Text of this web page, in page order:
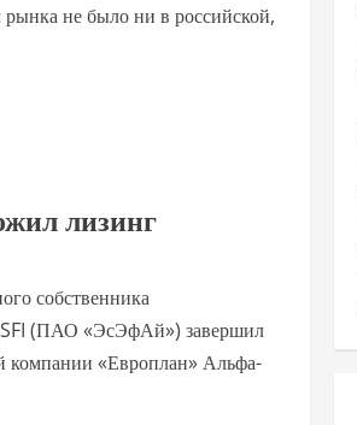
рынка не было ни в российской,
лизинг
собственника
(ПАО «ЭсЭфАй») завершил
компании «Европлан» Альфа-